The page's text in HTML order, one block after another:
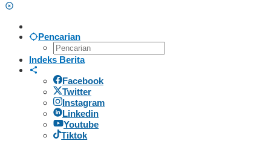
Pencarian
Indeks Berita
Facebook
Twitter
Instagram
Linkedin
Youtube
Tiktok